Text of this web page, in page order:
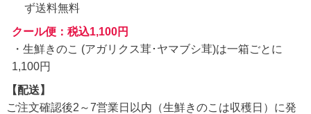
ず送料無料
クール便：税込1,100円
・生鮮きのこ (アガリクス茸･ヤマブシ茸)は一箱ごとに
1,100円
【配送】
ご注文確認後2～7営業日以内（生鮮きのこは収穫日）に発